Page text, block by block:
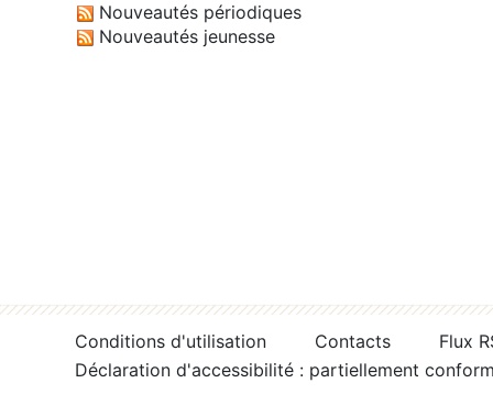
Nouveautés périodiques
Nouveautés jeunesse
Conditions d'utilisation Contacts
Flux
Déclaration d'accessibilité : partiellement